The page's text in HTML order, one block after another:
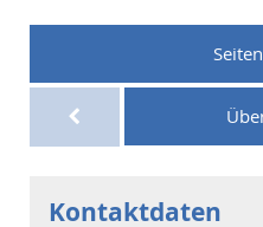
Kontaktdaten